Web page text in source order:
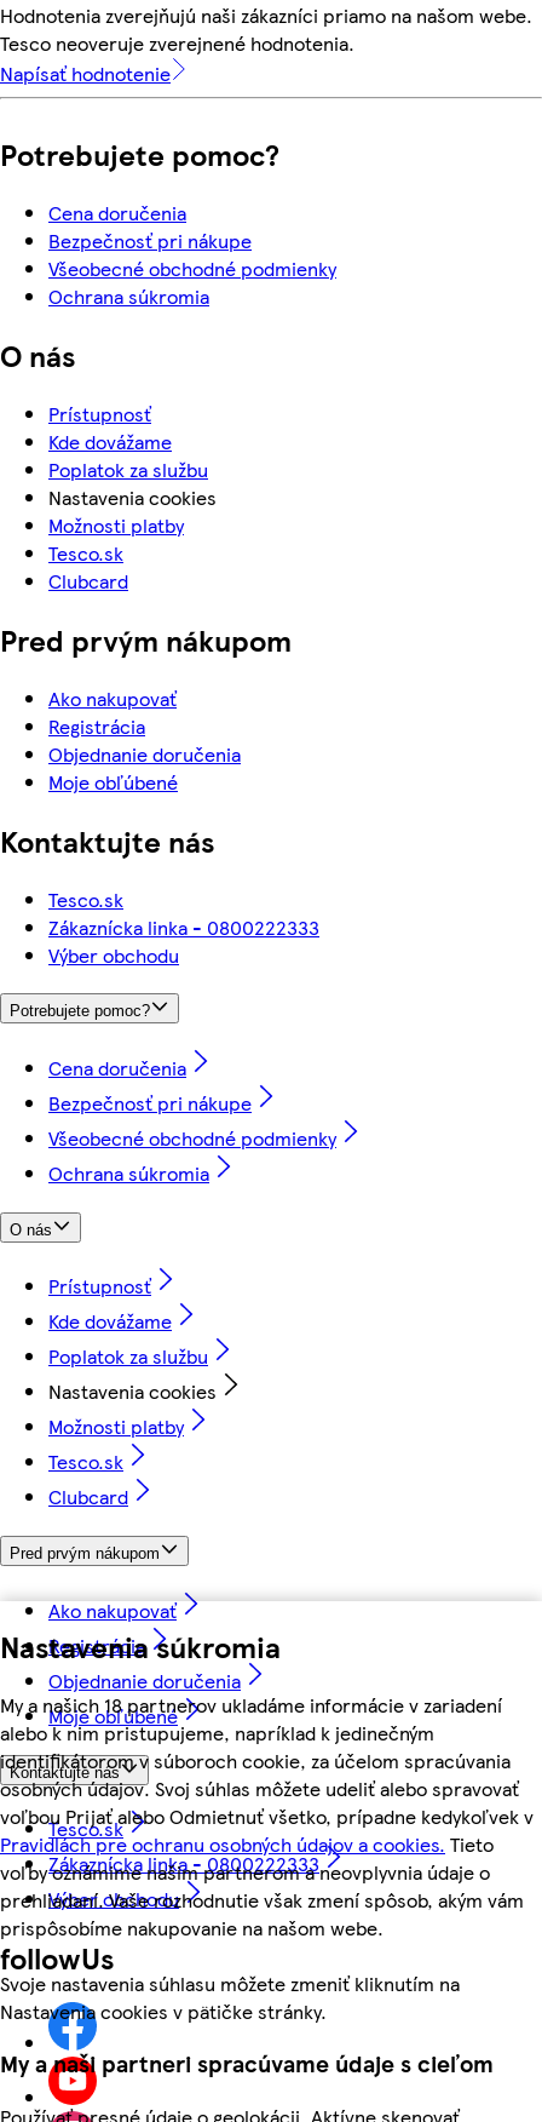
Nastavenia súkromia
My a našich 18 partnerov ukladáme informácie v zariadení
alebo k nim pristupujeme, napríklad k jedinečným
identifikátorom v súboroch cookie, za účelom spracúvania
osobných údajov. Svoj súhlas môžete udeliť alebo spravovať
voľbou Prijať alebo Odmietnuť všetko, prípadne kedykoľvek v
Pravidlách pre ochranu osobných údajov a cookies. Tieto
voľby oznámime našim partnerom a neovplyvnia údaje o
prehliadaní. Vaše rozhodnutie však zmení spôsob, akým vám
prispôsobíme nakupovanie na našom webe.
Svoje nastavenia súhlasu môžete zmeniť kliknutím na
Nastavenia cookies v pätičke stránky.
My a naši partneri spracúvame údaje s cieľom
Hodnotenia zverejňujú naši zákazníci priamo na našom webe.
Tesco neoveruje zverejnené hodnotenia.
Napísať hodnotenie
Potrebujete pomoc?
Cena doručenia
Bezpečnosť pri nákupe
Všeobecné obchodné podmienky
Ochrana súkromia
O nás
Prístupnosť
Kde dovážame
Poplatok za službu
Nastavenia cookies
Možnosti platby
Tesco.sk
Clubcard
Pred prvým nákupom
Ako nakupovať
Registrácia
Objednanie doručenia
Moje obľúbené
Kontaktujte nás
Tesco.sk
Zákaznícka linka - 0800222333
Výber obchodu
Potrebujete pomoc?
Cena doručenia
Bezpečnosť pri nákupe
Všeobecné obchodné podmienky
Ochrana súkromia
O nás
Prístupnosť
Kde dovážame
Poplatok za službu
Nastavenia cookies
Možnosti platby
Tesco.sk
Clubcard
Pred prvým nákupom
Ako nakupovať
Registrácia
Objednanie doručenia
Moje obľúbené
Kontaktujte nás
Tesco.sk
Zákaznícka linka - 0800222333
Výber obchodu
followUs